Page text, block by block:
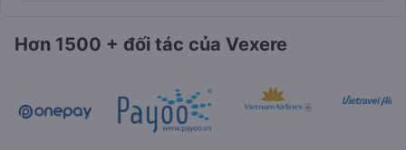
Hơn 1500 + đối tác của Vexere